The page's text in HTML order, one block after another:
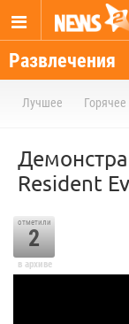
Развлечения
Лучшее Горячее
Resident
отметили
2
в архиве